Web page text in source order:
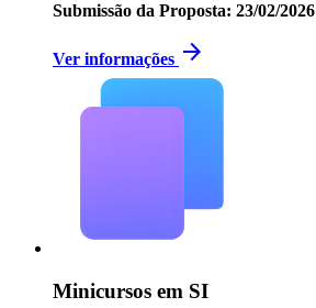
Submissão da Proposta: 23/02/2026
Ver informações arrow_forward
Minicursos em SI